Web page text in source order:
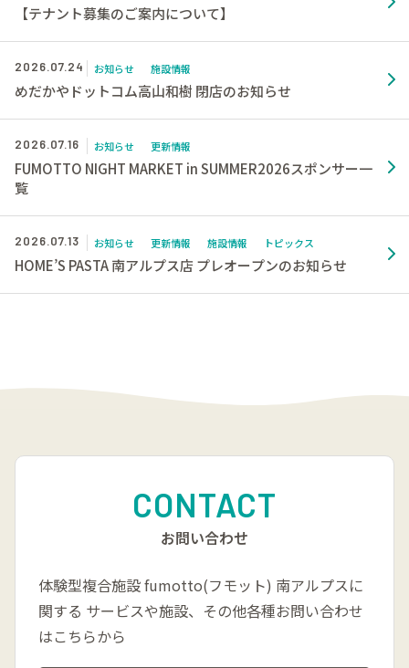
【テナント募集のご案内について】
2026.07.24 お知らせ 施設情報
めだかやドットコム高山和樹 閉店のお知らせ
2026.07.16 お知らせ 更新情報
FUMOTTO NIGHT MARKET in SUMMER2026スポンサー一
覧
2026.07.13 お知らせ 更新情報 施設情報 トピックス
HOME’S PASTA 南アルプス店 プレオープンのお知らせ
CONTACT
お問い合わせ
体験型複合施設 fumotto(フモット) 南アルプスに
関する サービスや施設、その他各種お問い合わせ
はこちらから